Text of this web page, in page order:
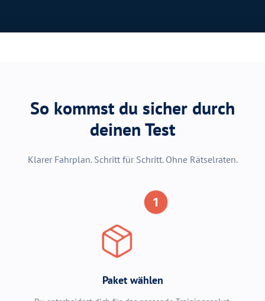
So kommst du sicher durch
deinen Test
Klarer Fahrplan. Schritt für Schritt. Ohne Rätselraten.
Paket wählen